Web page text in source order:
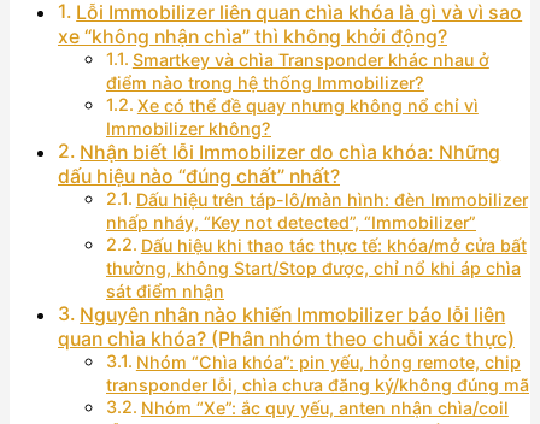
Lỗi Immobilizer liên quan chìa khóa là gì và vì sao
xe “không nhận chìa” thì không khởi động?
Smartkey và chìa Transponder khác nhau ở
điểm nào trong hệ thống Immobilizer?
Xe có thể đề quay nhưng không nổ chỉ vì
Immobilizer không?
Nhận biết lỗi Immobilizer do chìa khóa: Những
dấu hiệu nào “đúng chất” nhất?
Dấu hiệu trên táp-lô/màn hình: đèn Immobilizer
nhấp nháy, “Key not detected”, “Immobilizer”
Dấu hiệu khi thao tác thực tế: khóa/mở cửa bất
thường, không Start/Stop được, chỉ nổ khi áp chìa
sát điểm nhận
Nguyên nhân nào khiến Immobilizer báo lỗi liên
quan chìa khóa? (Phân nhóm theo chuỗi xác thực)
Nhóm “Chìa khóa”: pin yếu, hỏng remote, chip
transponder lỗi, chìa chưa đăng ký/không đúng mã
Nhóm “Xe”: ắc quy yếu, anten nhận chìa/coil